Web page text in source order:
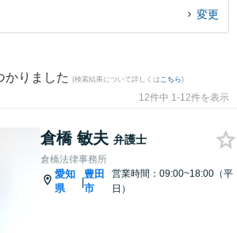
変更
かりました (検索結果について詳しくは こちら)
12件中 1-12件を表示
倉橋 敏夫 弁護士
倉橋法律事務所
愛知
県
|
豊田
市
営業時間：09:00~18:00（平
日）